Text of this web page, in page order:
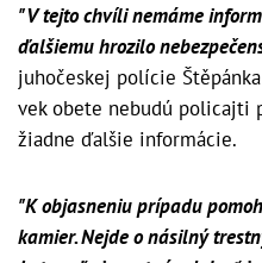
"V tejto chvíli nemáme
ďalšiemu hrozilo
juhočeskej polície
vek obete nebudú policajti
žiadne ďalšie informácie.
"K objasneniu prípadu
kamier. Nejde o násilný